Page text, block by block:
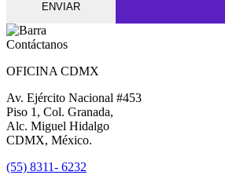
ENVIAR
Contáctanos
OFICINA CDMX
Av. Ejército Nacional #453
Piso 1, Col. Granada,
Alc. Miguel Hidalgo
CDMX, México.
(55) 8311- 6232